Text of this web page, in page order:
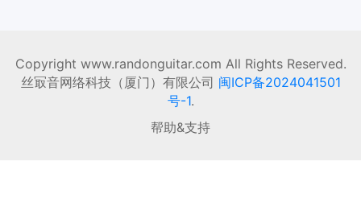
Copyright www.randonguitar.com All Rights Reserved.
丝冣音网络科技（厦门）有限公司 闽ICP备2024041501
号-1.
帮助&支持